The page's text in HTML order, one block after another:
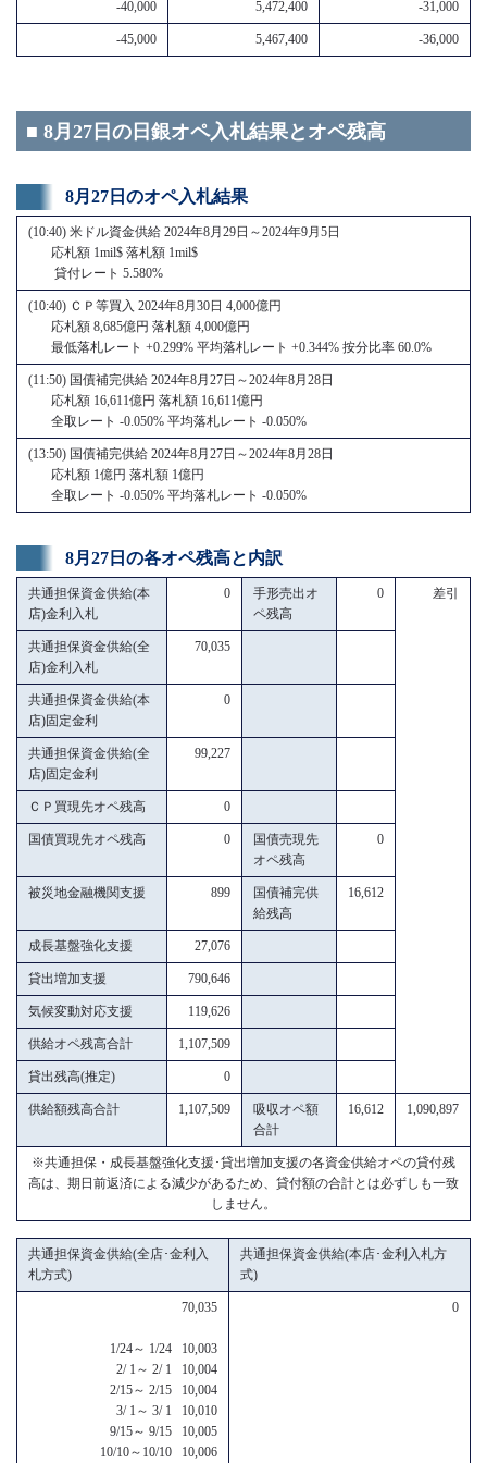
-40,000 5,472,400 -31,000
-45,000 5,467,400 -36,000
■ 8月27日の日銀オペ入札結果とオペ残高
8月27日のオペ入札結果
(10:40) 米ドル資金供給 2024年8月29日～2024年9月5日
応札額 1mil$ 落札額 1mil$
貸付レート 5.580%
(10:40) ＣＰ等買入 2024年8月30日 4,000億円
応札額 8,685億円 落札額 4,000億円
最低落札レート +0.299% 平均落札レート +0.344% 按分比率 60.0%
(11:50) 国債補完供給 2024年8月27日～2024年8月28日
応札額 16,611億円 落札額 16,611億円
全取レート -0.050% 平均落札レート -0.050%
(13:50) 国債補完供給 2024年8月27日～2024年8月28日
応札額 1億円 落札額 1億円
全取レート -0.050% 平均落札レート -0.050%
8月27日の各オペ残高と内訳
共通担保資金供給(本
店)金利入札
0
手形売出オ
ペ残高
0 差引
共通担保資金供給(全
店)金利入札
70,035
共通担保資金供給(本
店)固定金利
0
共通担保資金供給(全
店)固定金利
99,227
ＣＰ買現先オペ残高 0
国債買現先オペ残高 0
国債売現先
オペ残高
0
被災地金融機関支援 899
国債補完供
給残高
16,612
成長基盤強化支援 27,076
貸出増加支援 790,646
気候変動対応支援 119,626
供給オペ残高合計 1,107,509
貸出残高(推定) 0
供給額残高合計 1,107,509
吸収オペ額
合計
16,612 1,090,897
※共通担保・成長基盤強化支援･貸出増加支援の各資金供給オペの貸付残
高は、期日前返済による減少があるため、貸付額の合計とは必ずしも一致
しません。
共通担保資金供給(全店･金利入
札方式)
共通担保資金供給(本店･金利入札方
式)
70,035
1/24～ 1/24 10,003
2/ 1～ 2/ 1 10,004
2/15～ 2/15 10,004
3/ 1～ 3/ 1 10,010
9/15～ 9/15 10,005
10/10～10/10 10,006
0